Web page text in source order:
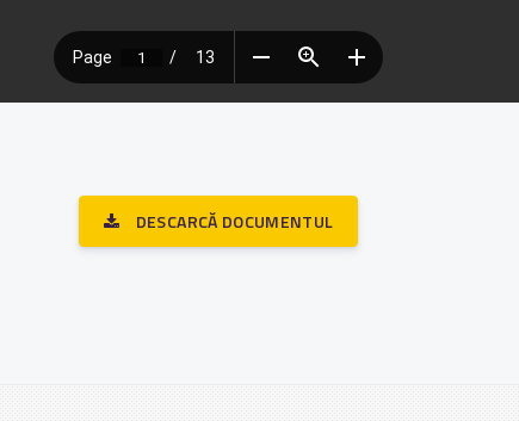
DESCARCĂ DOCUMENTUL